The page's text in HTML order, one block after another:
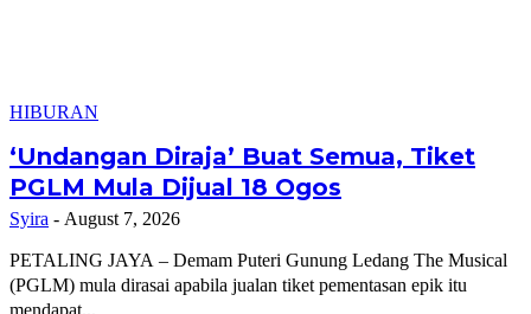
HIBURAN
‘Undangan Diraja’ Buat Semua, Tiket
PGLM Mula Dijual 18 Ogos
Syira - August 7, 2026
PETALING JAYA – Demam Puteri Gunung Ledang The Musical
(PGLM) mula dirasai apabila jualan tiket pementasan epik itu